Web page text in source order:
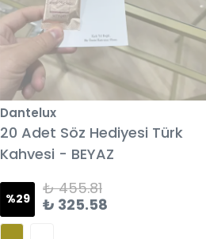
Dantelux
20 Adet Söz Hediyesi Türk
Kahvesi - BEYAZ
%29
₺ 455.81
₺ 325.58